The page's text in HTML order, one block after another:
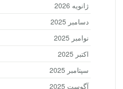
ژانویه 2026
دسامبر 2025
نوامبر 2025
اکتبر 2025
سپتامبر 2025
آگوست 2025